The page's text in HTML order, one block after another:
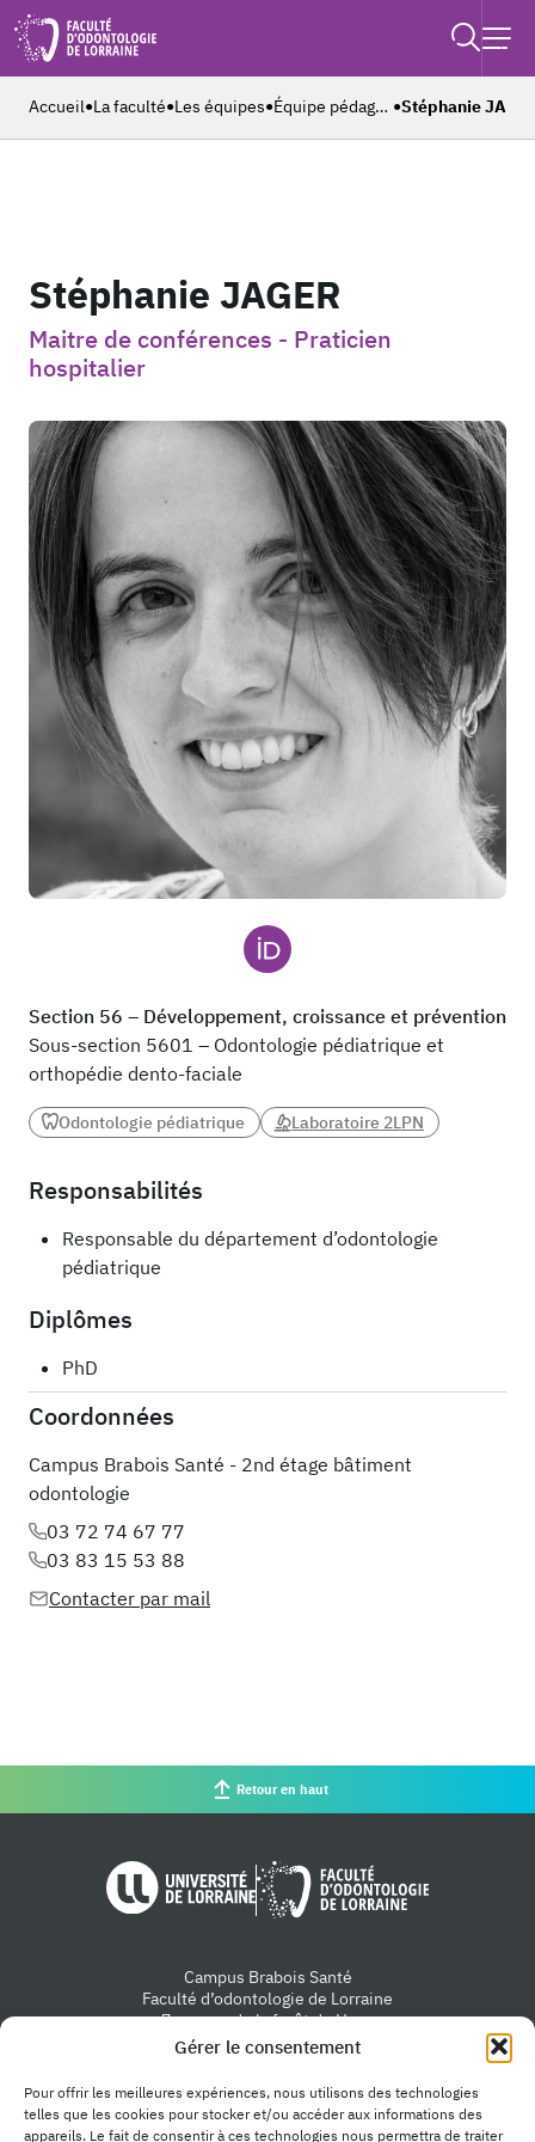
Gérer le consentement
Pour offrir les meilleures expériences, nous utilisons des technologies
telles que les cookies pour stocker et/ou accéder aux informations des
appareils. Le fait de consentir à ces technologies nous permettra de traiter
Accueil●La faculté●Les équipes● Équipe pédagogique ●Stéphanie
Stéphanie JAGER
Maitre de conférences - Praticien
hospitalier
Section 56 – Développement, croissance et prévention
Sous-section 5601 – Odontologie pédiatrique et
orthopédie dento-faciale
Odontologie pédiatrique Laboratoire 2LPN
Responsabilités
Responsable du département d’odontologie
pédiatrique
Diplômes
PhD
Coordonnées
Campus Brabois Santé - 2nd étage bâtiment
odontologie
03 72 74 67 77
03 83 15 53 88
Contacter par mail
Retour en haut
Université de Lorraine
Campus Brabois Santé
Faculté d’odontologie de Lorraine
7 avenue de la forêt de Haye
54505 Vandœuvre-lès-Nancy
Nous contacter